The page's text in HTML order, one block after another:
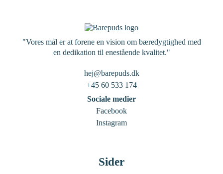
"Vores mål er at forene en vision om bæredygtighed med
en dedikation til enestående kvalitet."
hej@barepuds.dk
+45 60 533 174
Sociale medier
Facebook
Instagram
Sider